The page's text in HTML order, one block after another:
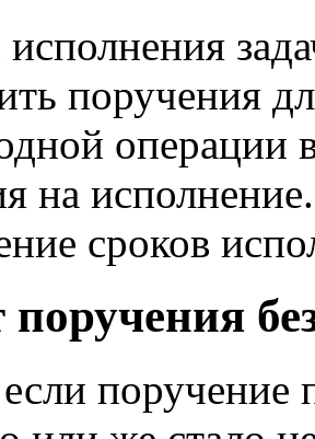
поручения
операции
на
сроков
поручения
поручение